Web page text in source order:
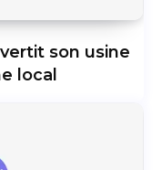
son usine
local